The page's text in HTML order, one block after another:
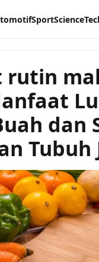
SportScience
rutin
dan
Tubuh